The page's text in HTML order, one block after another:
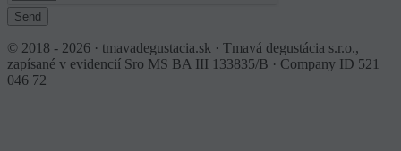
Send
© 2018 - 2026 · tmavadegustacia.sk · Tmavá degustácia s.r.o.,
zapísané v evidencií Sro MS BA III 133835/B · Company ID 521
046 72